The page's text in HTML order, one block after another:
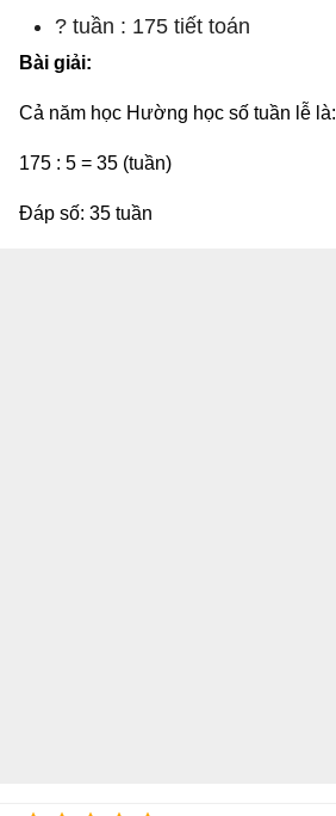
? tuần : 175 tiết toán
Bài giải:
Cả năm học Hường học số tuần lễ là:
175 : 5 = 35 (tuần)
Đáp số: 35 tuần